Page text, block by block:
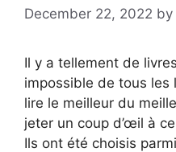
December 22, 2022 by
Il y a tellement de
impossible de tous les
lire le meilleur du
jeter un coup d’œil à
Ils ont été choisis